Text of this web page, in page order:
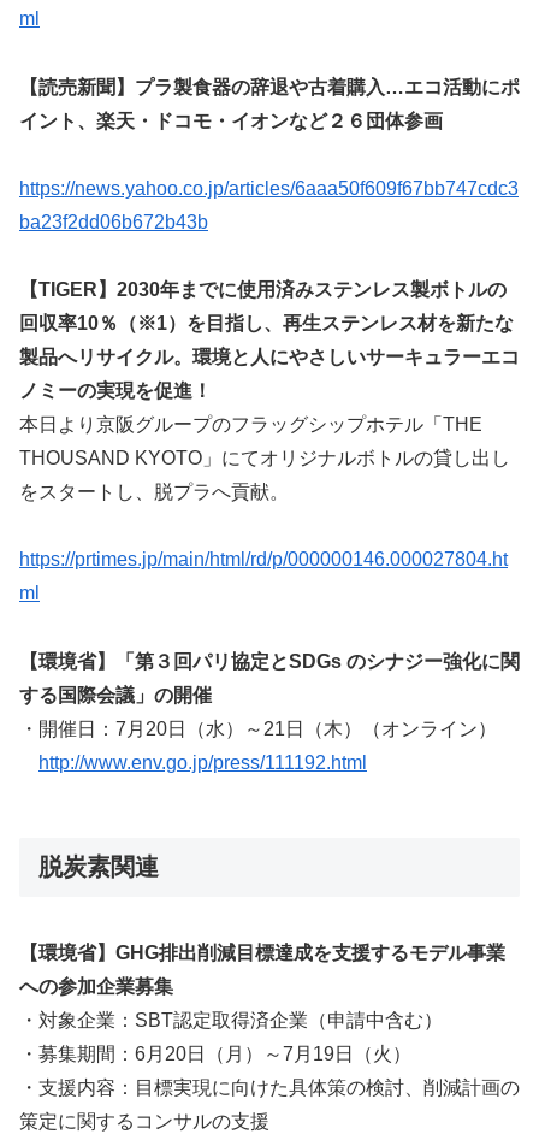
ml
【読売新聞】プラ製食器の辞退や古着購入…エコ活動にポ
イント、楽天・ドコモ・イオンなど２６団体参画
https://news.yahoo.co.jp/articles/6aaa50f609f67bb747cdc3
ba23f2dd06b672b43b
【TIGER】2030年までに使用済みステンレス製ボトルの
回収率10％（※1）を目指し、再生ステンレス材を新たな
製品へリサイクル。環境と人にやさしいサーキュラーエコ
ノミーの実現を促進！
本日より京阪グループのフラッグシップホテル「THE
THOUSAND KYOTO」にてオリジナルボトルの貸し出し
をスタートし、脱プラへ貢献。
https://prtimes.jp/main/html/rd/p/000000146.000027804.ht
ml
【環境省】「第３回パリ協定とSDGs のシナジー強化に関
する国際会議」の開催
・開催日：7月20日（水）～21日（木）（オンライン）
http://www.env.go.jp/press/111192.html
脱炭素関連
【環境省】GHG排出削減目標達成を支援するモデル事業
への参加企業募集
・対象企業：SBT認定取得済企業（申請中含む）
・募集期間：6月20日（月）～7月19日（火）
・支援内容：目標実現に向けた具体策の検討、削減計画の
策定に関するコンサルの支援